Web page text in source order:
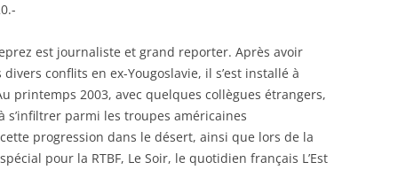
est journaliste et grand reporter. Après avoir
conflits en ex-Yougoslavie, il s’est installé à
printemps 2003, avec quelques collègues étrangers,
s’infiltrer parmi les troupes américaines
progression dans le désert, ainsi que lors de la
pour la RTBF, Le Soir, le quotidien français L’Est